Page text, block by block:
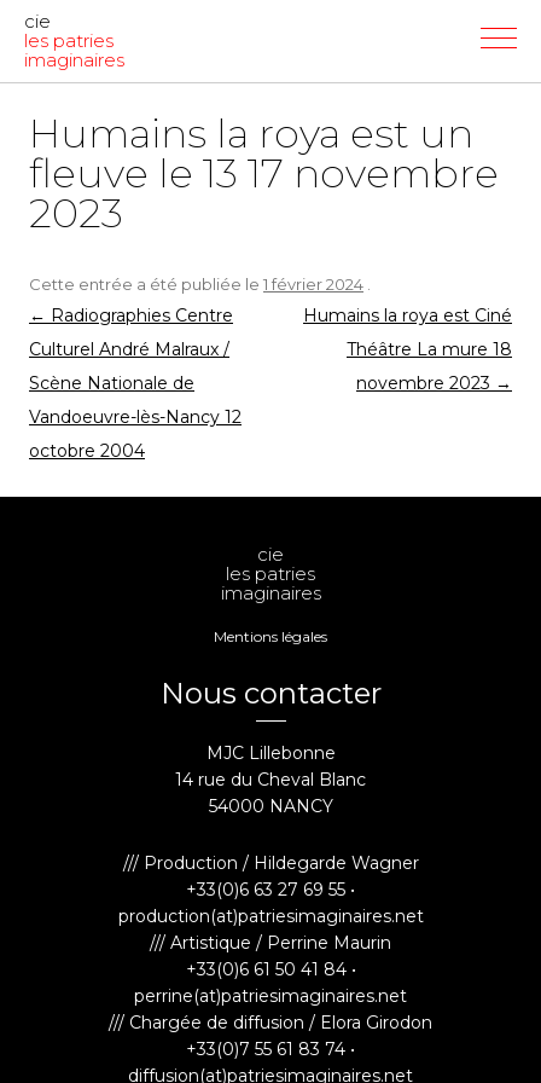
cie
les patries
imaginaires
Humains la roya est un
fleuve le 13 17 novembre
2023
Cette entrée a été publiée le 1 février 2024
Navigation
des
articles
← Radiographies Centre
Culturel André Malraux /
Scène Nationale de
Vandoeuvre-lès-Nancy 12
octobre 2004
Humains la roya est Ciné
Théâtre La mure 18
novembre 2023 →
cie
les patries
imaginaires
Mentions légales
Nous contacter
MJC Lillebonne
14 rue du Cheval Blanc
54000 NANCY
/// Production / Hildegarde Wagner
+33(0)6 63 27 69 55 •
production(at)patriesimaginaires.net
/// Artistique / Perrine Maurin
+33(0)6 61 50 41 84 •
perrine(at)patriesimaginaires.net
/// Chargée de diffusion / Elora Girodon
+33(0)7 55 61 83 74 •
diffusion(at)patriesimaginaires.net